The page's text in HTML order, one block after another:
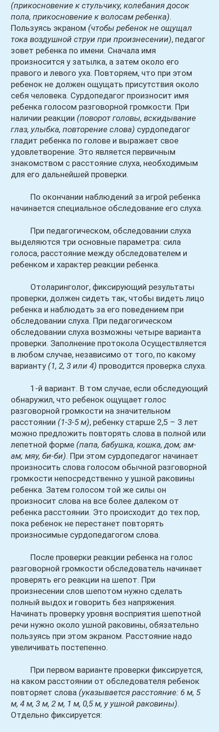
(прикосновение к стульчику, колебания досок
пола, прикосновение к волосам ребенка).
Пользуясь экраном (чтобы ребенок не ощущал
тока воздушной струи при произнесении), педагог
зовет ребенка по имени. Сначала имя
произносится у затылка, а затем около его
правого и левого уха. Повторяем, что при этом
ребенок не должен ощущать присутствия около
себя человека. Сурдопедагог произносит имя
ребенка голосом разговорной громкости. При
наличии реакции (поворот головы, вскидывание
глаз, улыбка, повторение слова) сурдопедагог
гладит ребенка по голове и выражает свое
удовлетворение. Это является первичным
знакомством с расстояние слуха, необходимым
для его дальнейшей проверки.
По окончании наблюдений за игрой ребенка
начинается специальное обследование его слуха.
При педагогическом, обследовании слуха
выделяются три основные параметра: сила
голоса, расстояние между обследователем и
ребенком и характер реакции ребенка.
Отоларинголог, фиксирующий результаты
проверки, должен сидеть так, чтобы видеть лицо
ребенка и наблюдать за его поведением при
обследовании слуха. При педагогическом
обследовании слуха возможны четыре варианта
проверки. Заполнение протокола Осуществляется
в любом случае, независимо от того, по какому
варианту (1, 2, 3 или 4) проводится проверка слуха.
1-й вариант. В том случае, если обследующий
обнаружил, что ребенок ощущает голос
разговорной громкости на значительном
расстоянии (1-3-5 м), ребенку старше 2,5 – 3 лет
можно предложить повторять слова в полной или
лепетной форме (папа, бабушка, кошка, дом; ам-
ам; мяу, би-би). При этом сурдопедагог начинает
произносить слова голосом обычной разговорной
громкости непосредственно у ушной раковины
ребенка. Затем голосом той же силы он
произносит слова на все более далеком от
ребенка расстоянии. Это происходит до тех пор,
пока ребенок не перестанет повторять
произносимые сурдопедагогом слова.
После проверки реакции ребенка на голос
разговорной громкости обследователь начинает
проверять его реакции на шепот. При
произнесении слов шепотом нужно сделать
полный выдох и говорить без напряжения.
Начинать проверку уровня восприятия шепотной
речи нужно около ушной раковины, обязательно
пользуясь при этом экраном. Расстояние надо
увеличивать постепенно.
При первом варианте проверки фиксируется,
на каком расстоянии от обследователя ребенок
повторяет слова (указывается расстояние: 6 м, 5
м, 4 м, 3 м, 2 м, 1 м, 0,5 м, у ушной раковины).
Отдельно фиксируется: